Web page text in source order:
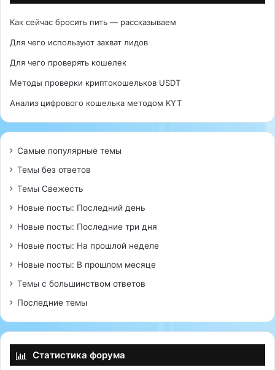
Как сейчас бросить пить — рассказываем
Для чего используют захват лидов
Для чего проверять кошелек
Методы проверки криптокошельков USDT
Анализ цифрового кошелька методом KYT
Самые популярные темы
Темы без ответов
Темы Свежесть
Новые посты: Последний день
Новые посты: Последние три дня
Новые посты: На прошлой неделе
Новые посты: В прошлом месяце
Темы с большинством ответов
Последние темы
Статистика форума